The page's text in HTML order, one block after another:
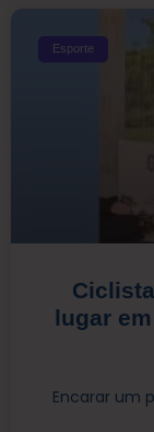
Esporte
lugar
Encarar um